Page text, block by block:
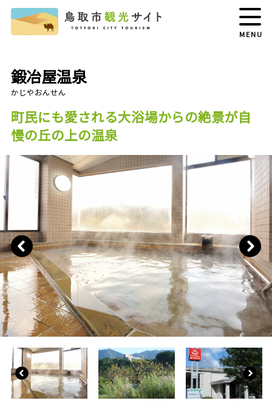
MENU
鍛冶屋温泉
町民にも愛される大浴場からの絶景が自
慢の丘の上の温泉